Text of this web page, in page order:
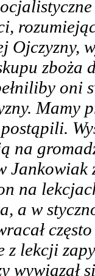
Ojczyzny,
zboża
oni
Mamy
na
na
a w
z lekcji
wywiązał